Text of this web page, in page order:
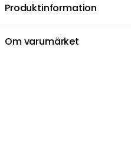
Produktinformation
Om varumärket